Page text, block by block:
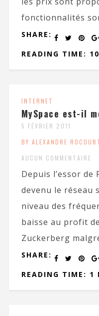
fonctionnalités
SHARE:
READING TIME:
INTERNET
MySpace est-il
5 FÉVRIER 2011
BY ALEXANDRE
AUCUN COMMENTAIRE
Depuis l’essor de
devenu le réseau
niveau des
baisse au profit
Zuckerberg
SHARE:
READING TIME: 1